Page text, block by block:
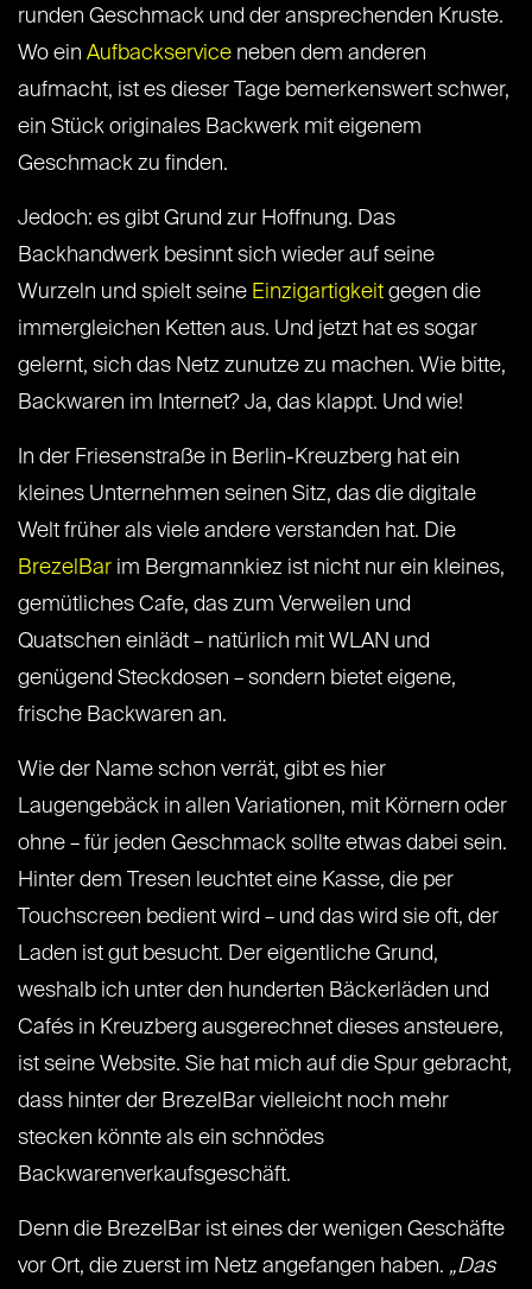
runden Geschmack und der ansprechenden Kruste.
Wo ein Aufbackservice neben dem anderen
aufmacht, ist es dieser Tage bemerkenswert schwer,
ein Stück originales Backwerk mit eigenem
Geschmack zu finden.
Jedoch: es gibt Grund zur Hoffnung. Das
Backhandwerk besinnt sich wieder auf seine
Wurzeln und spielt seine Einzigartigkeit gegen die
immergleichen Ketten aus. Und jetzt hat es sogar
gelernt, sich das Netz zunutze zu machen. Wie bitte,
Backwaren im Internet? Ja, das klappt. Und wie!
In der Friesenstraße in Berlin-Kreuzberg hat ein
kleines Unternehmen seinen Sitz, das die digitale
Welt früher als viele andere verstanden hat. Die
BrezelBar im Bergmannkiez ist nicht nur ein kleines,
gemütliches Cafe, das zum Verweilen und
Quatschen einlädt – natürlich mit WLAN und
genügend Steckdosen – sondern bietet eigene,
frische Backwaren an.
Wie der Name schon verrät, gibt es hier
Laugengebäck in allen Variationen, mit Körnern oder
ohne – für jeden Geschmack sollte etwas dabei sein.
Hinter dem Tresen leuchtet eine Kasse, die per
Touchscreen bedient wird – und das wird sie oft, der
Laden ist gut besucht. Der eigentliche Grund,
weshalb ich unter den hunderten Bäckerläden und
Cafés in Kreuzberg ausgerechnet dieses ansteuere,
ist seine Website. Sie hat mich auf die Spur gebracht,
dass hinter der BrezelBar vielleicht noch mehr
stecken könnte als ein schnödes
Backwarenverkaufsgeschäft.
Denn die BrezelBar ist eines der wenigen Geschäfte
vor Ort, die zuerst im Netz angefangen haben. „Das